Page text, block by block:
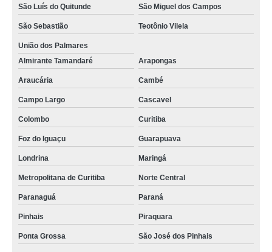
São Luís do Quitunde São Miguel dos Campos
São Sebastião Teotônio Vilela
União dos Palmares
Almirante Tamandaré
Arapongas
Araucária Cambé
Campo Largo Cascavel
Colombo Curitiba
Foz do Iguaçu Guarapuava
Londrina Maringá
Metropolitana de Curitiba Norte Central
Paranaguá Paraná
Pinhais Piraquara
Ponta Grossa São José dos Pinhais